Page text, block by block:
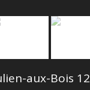
aux-Bois